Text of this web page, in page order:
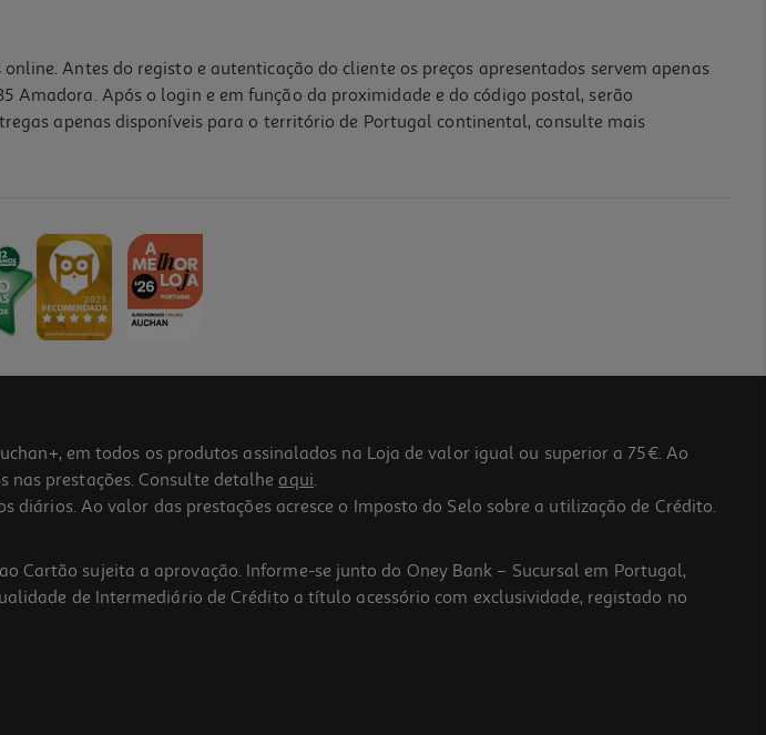
Antes do registo e autenticação do cliente os preços apresentados servem apenas
Amadora. Após o login e em função da proximidade e do código postal, serão
apenas disponíveis para o território de Portugal continental, consulte mais
em todos os produtos assinalados na Loja de valor igual ou superior a 75€. Ao
nas prestações. Consulte detalhe aqui.
Ao valor das prestações acresce o Imposto do Selo sobre a utilização de Crédito.
Cartão sujeita a aprovação. Informe-se junto do Oney Bank – Sucursal em Portugal,
de Intermediário de Crédito a título acessório com exclusividade, registado no